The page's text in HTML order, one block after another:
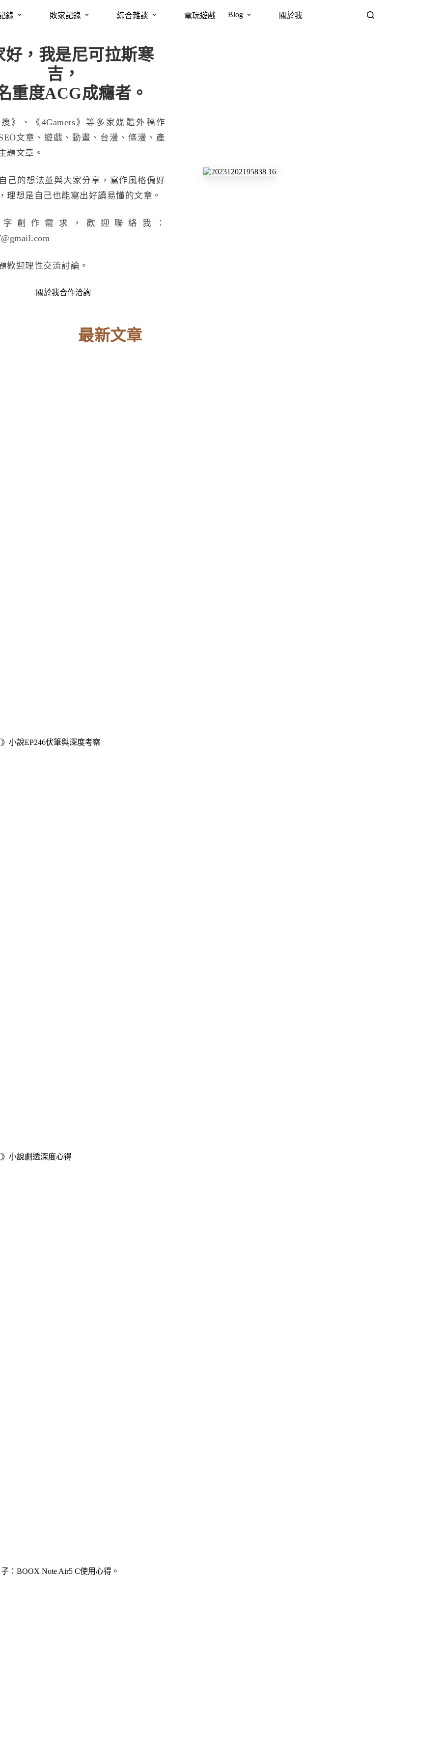
錄 敗家記錄 綜合雜談 電玩遊戲 Blog 關於我
好，我是尼可拉斯寒
吉，
重度ACG成癮者。
搜》、《4Gamers》等多家媒體外稿作
文章、遊戲、動畫、台漫、條漫、產
題文章。
己的想法並與大家分享，寫作風格偏好
理想是自己也能寫出好讀易懂的文章。
創作需求，歡迎聯絡我：
歡迎理性交流討論。
關於我合作洽詢
最新文章
小說EP246伏筆與深度考察
》小說劇透深度心得
：BOOX Note Air5 C使用心得。